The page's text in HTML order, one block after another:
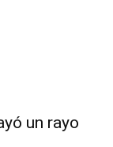
un rayo